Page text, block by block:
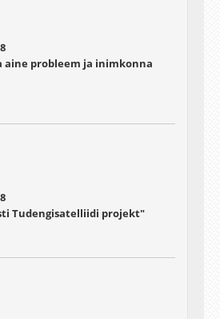
aine probleem ja inimkonna
Tudengisatelliidi projekt"